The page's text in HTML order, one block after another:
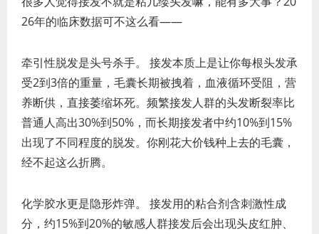
26年的临床数据可不这么看——
牵引性脱发是头号杀手。 接发本质上是让你每根头发承
受2到3倍的重量，毛囊长期被拽着，血液循环受阻，营
养断供，直接萎缩坏死。频繁接发人群的头发断裂率比
普通人高出30%到50%，而长期接发者中约10%到15%
出现了不同程度的脱发。你刚花大价钱种上去的毛囊，
经不起这么折腾。
化学胶水更是隐形炸弹。 接发用的粘合剂含刺激性成
分，约15%到20%的敏感人群接发后会出现头皮红肿、